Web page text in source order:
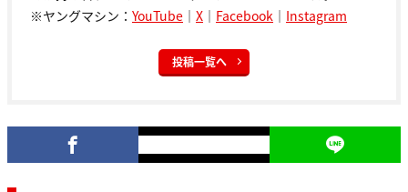
※ヤングマシン： YouTube ｜ X ｜ Facebook ｜ Instagram
投稿一覧へ